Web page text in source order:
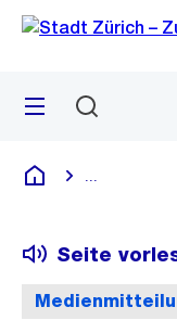
Navigation
Sprunglink
Menü
Deutsch
Seite